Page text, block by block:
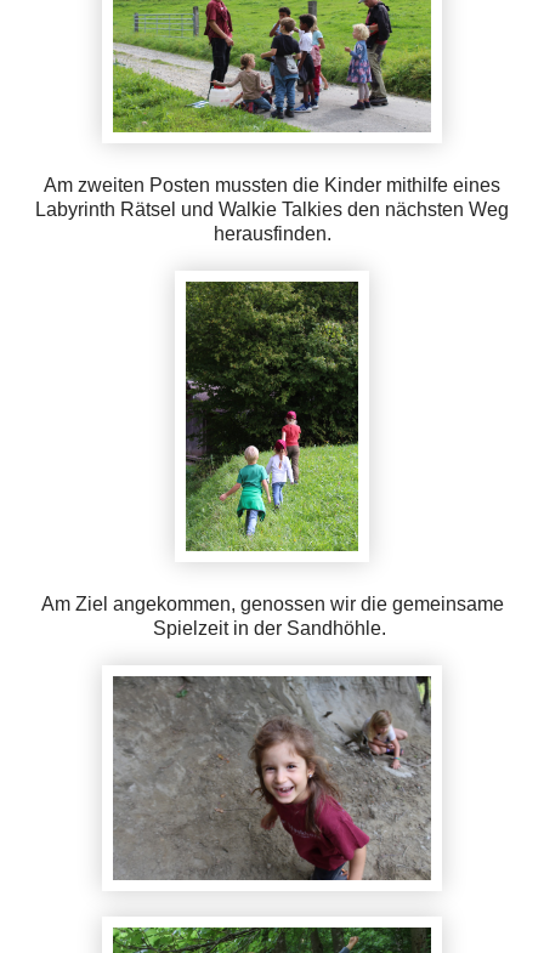
Am zweiten Posten mussten die Kinder mithilfe eines
Labyrinth Rätsel und Walkie Talkies den nächsten Weg
herausfinden.
Am Ziel angekommen, genossen wir die gemeinsame
Spielzeit in der Sandhöhle.